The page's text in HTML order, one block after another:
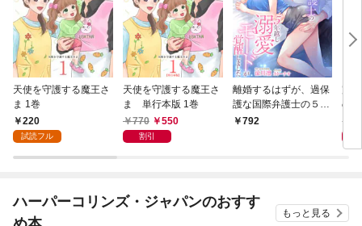
天使を守護する魔王さ
ま 1巻
220
試読フル
天使を守護する魔王さ
ま 単行本版 1巻
770
550
割引
離婚するはずが、過保
護な国際弁護士の５年
越し溺愛モードが覚醒
792
完
の
愛
ハーパーコリンズ・ジャパンのおすす
もっと見る